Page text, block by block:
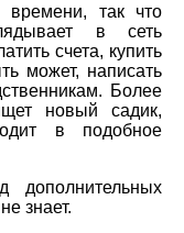
времени, так что
в сеть
счета, купить
может, написать
Более
новый садик,
в подобное
знает.